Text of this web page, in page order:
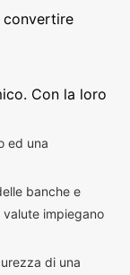
convertire
Con la loro
ed una
banche e
impiegano
di una